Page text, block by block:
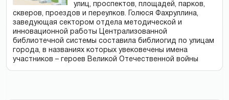
улиц, проспектов, площадей, парков,
скверов, проездов и переулков. Голюся Фахруллина,
заведующая сектором отдела методической и
инновационной работы Централизованной
библиотечной системы составила библиогид по улицам
города, в названиях которых увековечены имена
участников – героев Великой Отечественной войны